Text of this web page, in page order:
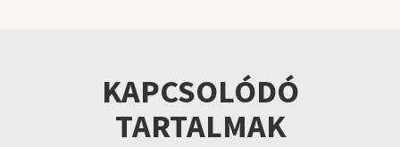
KAPCSOLÓDÓ
TARTALMAK